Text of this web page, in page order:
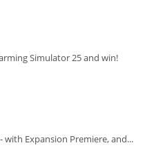
Simulator 25 and win!
with Expansion Premiere, and...